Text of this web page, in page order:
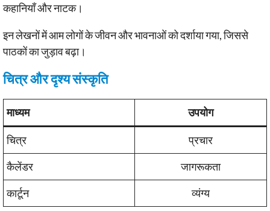
कहानियाँ और नाटक।
इन लेखनों में आम लोगों के जीवन और भावनाओं को दर्शाया गया, जिससे
पाठकों का जुड़ाव बढ़ा।
चित्र और दृश्य संस्कृति
माध्यम उपयोग
चित्र
प्रचार
कैलेंडर
जागरूकता
कार्टून
व्यंग्य